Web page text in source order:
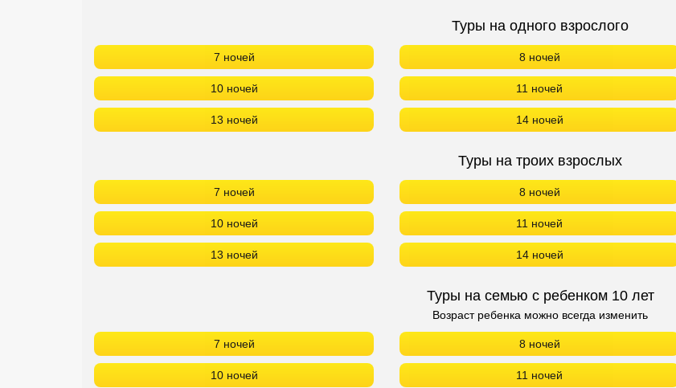
Туры на одного взрослого
7 ночей 8 ночей
10 ночей 11 ночей
13 ночей 14 ночей
Туры на троих взрослых
7 ночей 8 ночей
10 ночей 11 ночей
13 ночей 14 ночей
Туры на семью с ребенком 10 лет
Возраст ребенка можно всегда изменить
7 ночей 8 ночей
10 ночей 11 ночей
Сетевые отели Сейшел
Сетевые отели Маврикия